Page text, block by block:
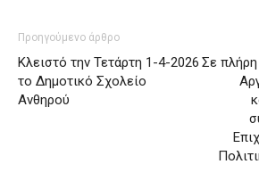
Προηγούμενο άρθρο
Κλειστό την Τετάρτη 1-4-2026
το Δημοτικό Σχολείο
Ανθηρού
Σε